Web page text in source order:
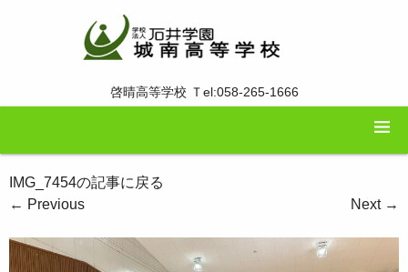
啓晴高等学校 Ｔel:058-265-1666
IMG_7454の記事に戻る
← Previous Next →